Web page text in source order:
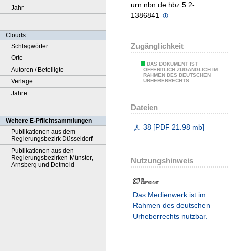
Jahr
Clouds
Schlagwörter
Orte
Autoren / Beteiligte
Verlage
Jahre
Weitere E-Pflichtsammlungen
Publikationen aus dem
Regierungsbezirk Düsseldorf
Publikationen aus den
Regierungsbezirken Münster,
Arnsberg und Detmold
urn:nbn:de:hbz:5:2-
1386841
Zugänglichkeit
DAS DOKUMENT IST
ÖFFENTLICH ZUGÄNGLICH IM
RAHMEN DES DEUTSCHEN
URHEBERRECHTS.
Dateien
38 [PDF 21.98 mb]
Nutzungshinweis
Das Medienwerk ist im
Rahmen des deutschen
Urheberrechts nutzbar.